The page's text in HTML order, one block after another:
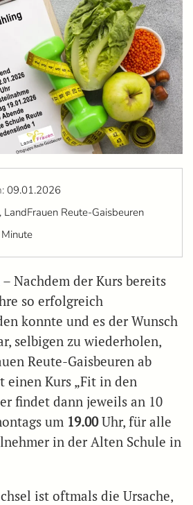
09.01.2026
LandFrauen Reute-Gaisbeuren
Nachdem der Kurs bereits
so erfolgreich
konnte und es der Wunsch
selbigen zu wiederholen,
Reute-Gaisbeuren ab
einen Kurs „Fit in den
findet dann jeweils an 10
um 19.00Uhr, für alle
in der Alten Schule in
ist oftmals die Ursache,